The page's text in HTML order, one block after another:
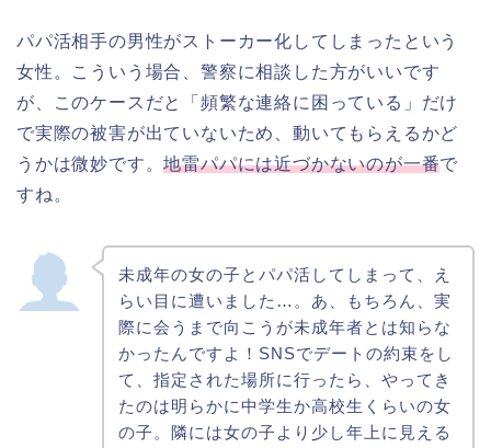
パパ活相手の男性がストーカー化してしまったという
女性。こういう場合、警察に相談した方がいいです
が、このケースだと「頻繁な連絡に困っている」だけ
で実際の被害が出ていないため、動いてもらえるかど
うかは微妙です。地雷パパには近づかないのが一番で
すね。
未成年の女の子とパパ活してしまって、え
らい目に遭いました…。あ、もちろん、実
際に会うまで向こうが未成年者とは知らな
かったんですよ！SNSでデートの約束をし
て、指定された場所に行ったら、やってき
たのは明らかに中学生か高校生くらいの女
の子。隣には女の子より少し年上に見える